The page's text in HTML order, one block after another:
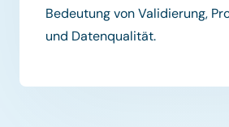
Bedeutung von Validierung,
und Datenqualität.